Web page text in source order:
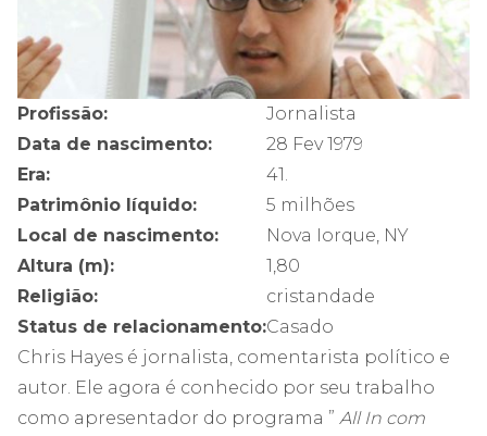
Profissão:
Jornalista
Data de nascimento:
28 Fev 1979
Era:
41.
Patrimônio líquido:
5 milhões
Local de nascimento:
Nova Iorque, NY
Altura (m):
1,80
Religião:
cristandade
Status de relacionamento:Casado
Chris Hayes é jornalista, comentarista político e
autor. Ele agora é conhecido por seu trabalho
como apresentador do programa ” All In com